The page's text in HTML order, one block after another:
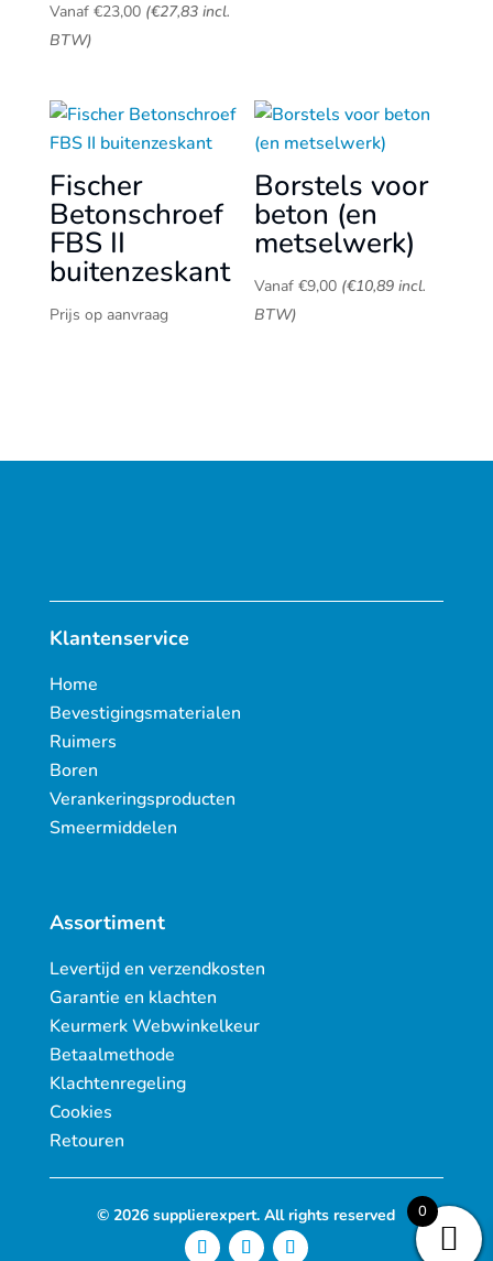
Vanaf €23,00 (€27,83incl.
BTW)
Fischer
Betonschroef
FBS II
buitenzeskant
Prijs op aanvraag
Borstels voor
beton (en
metselwerk)
Vanaf €9,00 (€10,89 incl.
BTW)
Klantenservice
Home
Bevestigingsmaterialen
Ruimers
Boren
Verankeringsproducten
Smeermiddelen
Assortiment
Levertijd en verzendkosten
Garantie en klachten
Keurmerk Webwinkelkeur
Betaalmethode
Klachtenregeling
Cookies
Retouren
© 2026 supplierexpert. All rights reserved 0